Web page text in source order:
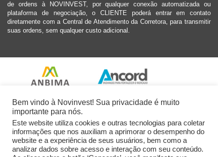
de ordens à NOVINVEST, por qualquer conexão automatizada ou
plataforma de negociação, o CLIENTE poderá entrar em contato
diretamente com a Central de Atendimento da Corretora, para transmitir
suas ordens, sem qualquer custo adicional.
Bem vindo à Novinvest! Sua privacidade é muito
importante para nós.
Este website utiliza cookies e outras tecnologias para coletar
informações que nos auxiliam a aprimorar o desempenho do
website e a experiência de seus usuários, bem como a
analizar dados sobre acesso e interação com seu conteúdo.